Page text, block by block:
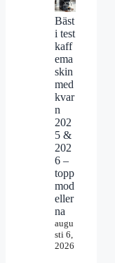
Bäst
i test
kaff
ema
skin
med
kvar
n
202
5 &
202
6 –
topp
mod
eller
na
augu
sti 6,
2026